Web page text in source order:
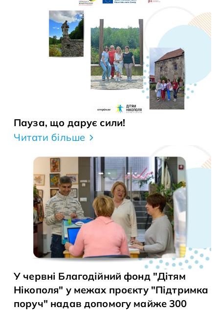
Пауза, що дарує сили!
Читати більше
У червні Благодійний фонд "Дітям
Нікополя" у межах проєкту "Підтримка
поруч" надав допомогу майже 300